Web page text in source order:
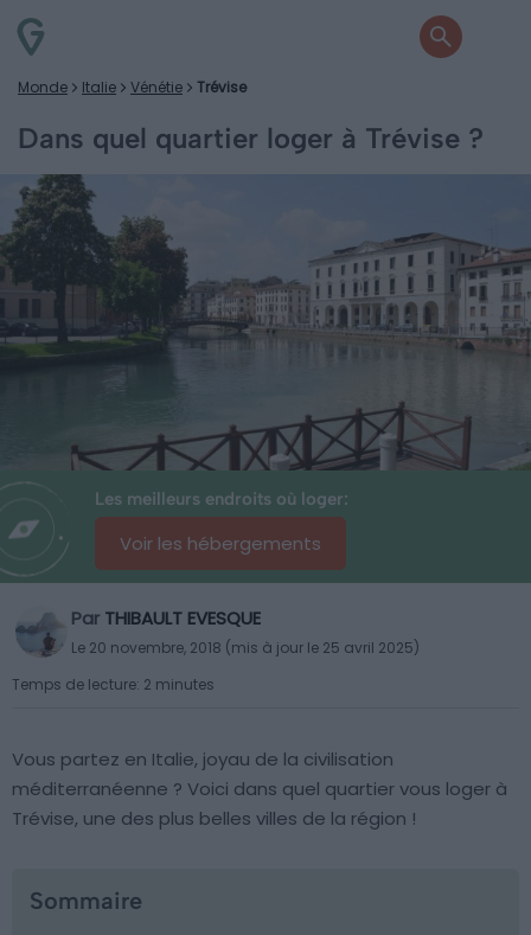
Monde Italie Vénétie Trévise
Dans quel quartier loger à Trévise ?
Les meilleurs endroits où loger:
Voir les hébergements
Par THIBAULT EVESQUE
Le 20 novembre, 2018 (mis à jour le 25 avril 2025)
Temps de lecture: 2 minutes
Vous partez en Italie, joyau de la civilisation
méditerranéenne ? Voici dans quel quartier vous loger à
Trévise, une des plus belles villes de la région !
Sommaire